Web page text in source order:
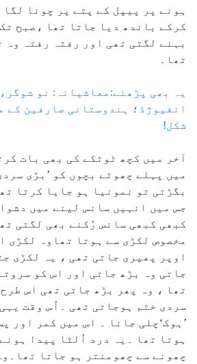
ہونے پر پیپل کے پتے پر چونا
کرکے باندھ دیا جاتا تھا ،صبح
بہنے لگتی تھی اور رفتہ رفتہ وہ
تھا۔
یہ بھی پڑھئے:معاشیانہ: نو
انفیوژڈ؛ ہندوستانی صارفین کے
شکل!
آخر میں کچھ ٹوٹکے کی بھی بات
میں پہلے چھوٹے بچوں کو ’بڑی
بگڑتی تو نمونیا ہو جایا کرتا
جس میں انہیں سانس لینے میں
کبھی کبھی سانس رُکنے بھی لگتی
مخصوص لکڑی سے ہوتا تھاوہ لکڑی
اوپر پھیری جاتی تھی ، یہ لکڑی
جاتی وہ بڑھ جاتی اور اس کو
تھا ، وہ پھر بڑھ جاتی تھی اس
سردی ختم ہوجاتی تھی ۔اُس وقت یہی
’ہوک‘چلی جانا ۔ اس میں کمر اور
ہوتا تھا ۔یہ درد اُلٹا پیدا
چھونے سے چھومنتر ہو جاتا